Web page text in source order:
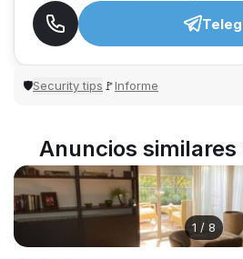
🛡Security tips 🚩Informe
Anuncios similares
1 / 8